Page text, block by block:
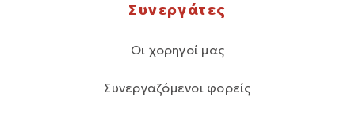
Συνεργάτες
Οι χορηγοί μας
Συνεργαζόμενοι φορείς